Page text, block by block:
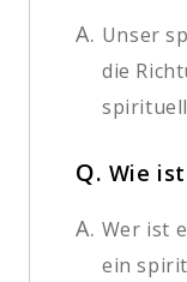
A. Unser
die
Q. Wie
A. Wer ist
ein